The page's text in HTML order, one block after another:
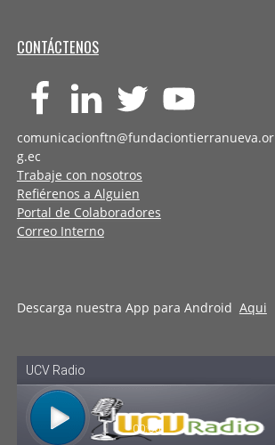
CONTÁCTENOS
comunicacionftn@fundaciontierranueva.or
g.ec
Trabaje con nosotros
Refiérenos a Alguien
Portal de Colaboradores
Correo Interno
Descarga nuestra App para Android Aqui